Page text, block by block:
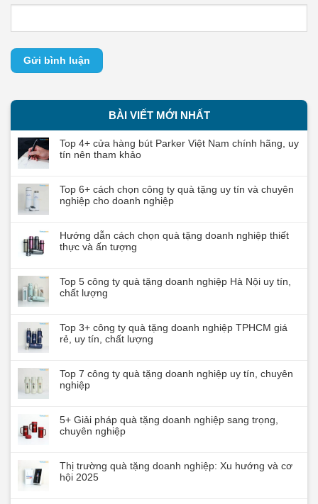
BÀI VIẾT MỚI NHẤT
Top 4+ cửa hàng bút Parker Việt Nam chính hãng, uy
tín nên tham khảo
Top 6+ cách chọn công ty quà tặng uy tín và chuyên
nghiệp cho doanh nghiệp
Hướng dẫn cách chọn quà tặng doanh nghiệp thiết
thực và ấn tượng
Top 5 công ty quà tặng doanh nghiệp Hà Nội uy tín,
chất lượng
Top 3+ công ty quà tặng doanh nghiệp TPHCM giá
rẻ, uy tín, chất lượng
Top 7 công ty quà tặng doanh nghiệp uy tín, chuyên
nghiệp
5+ Giải pháp quà tặng doanh nghiệp sang trọng,
chuyên nghiệp
Thị trường quà tặng doanh nghiệp: Xu hướng và cơ
hội 2025